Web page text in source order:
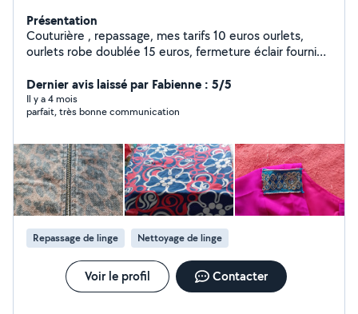
Présentation
Couturière , repassage, mes tarifs 10 euros ourlets,
ourlets robe doublée 15 euros, fermeture éclair fournie
chose n hésiter pas
Dernier avis laissé par Fabienne : 5/5
Il y a 4 mois
parfait, très bonne communication
Repassage de linge Nettoyage de linge
Voir le profil Contacter